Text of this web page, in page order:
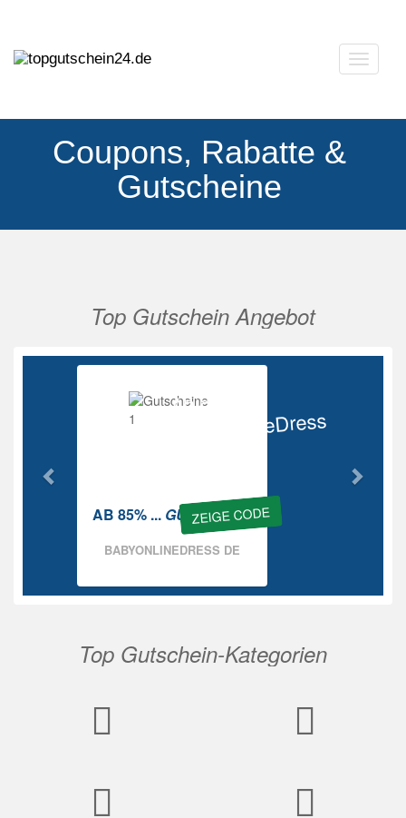
Coupons, Rabatte &
Gutscheine
Top Gutschein Angebot
Ab 85%
BabyOnlineDress
ZEIGE CODE
AB 85% ... GUTSCHEIN
BABYONLINEDRESS DE
Vorherige
Top Gutschein-Kategorien